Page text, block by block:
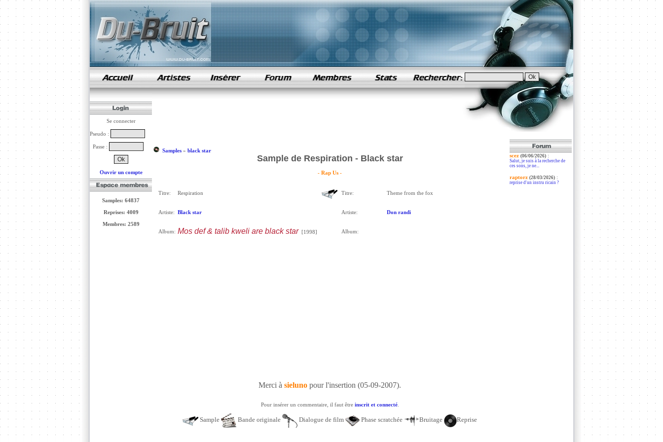
samples de rap
Se connecter
Pseudo :
Passe :
Ouvrir un compte
Samples: 64837
Reprises: 4009
Membres: 2589
Samples» black star
Sample de Respiration - Black star
- Rap Us -
Titre: Respiration
Artiste: Black star
Album: Mos def & talib kweli are black star[1998]
Titre: Theme from the fox
Artiste: Don randi
Album:
Merci à sieluno pour l'insertion (05-09-2007).
Pour insérer un commentaire, il faut être inscrit et connecté.
Sample Bande originale Dialogue de film Phase scratchée Bruitage Reprise
scez (06/06/2026):
Salut, je suis à la recherche de
ces sons, je ne...
raptorz (28/03/2026):
reprise d'un instru ricain ?